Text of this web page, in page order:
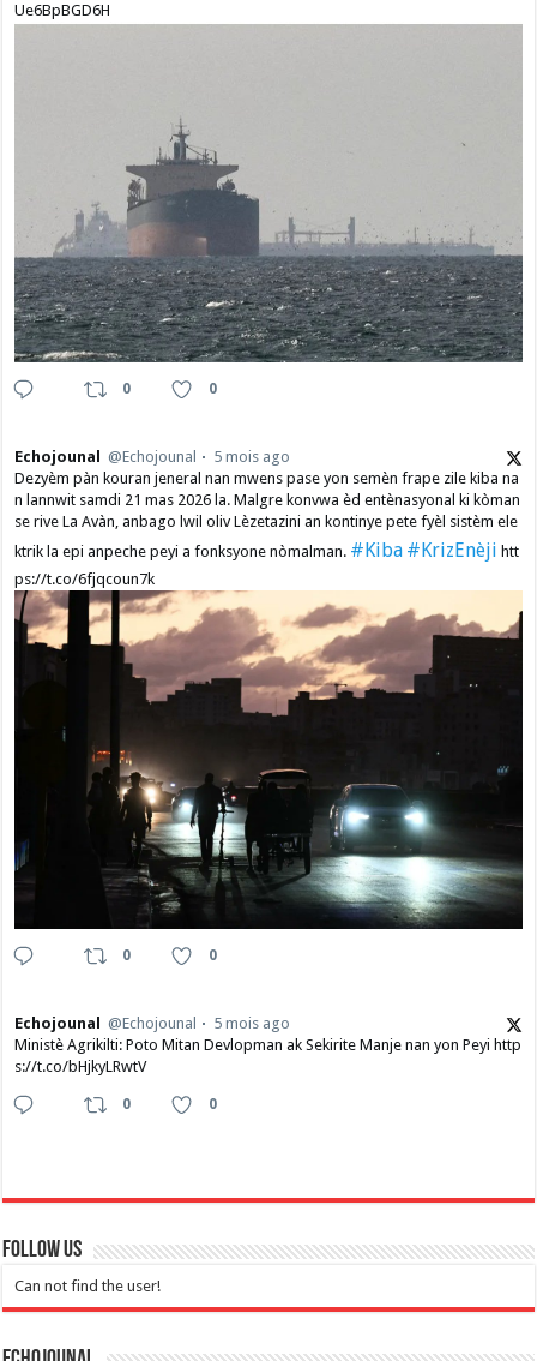
Ue6BpBGD6H
0 0
Echojounal @Echojounal
5 mois ago
Dezyèm pàn kouran jeneral nan mwens pase yon semèn frape zile kiba na
n lannwit samdi 21 mas 2026 la. Malgre konvwa èd entènasyonal ki kòman
se rive La Avàn, anbago lwil oliv Lèzetazini an kontinye pete fyèl sistèm ele
ktrik la epi anpeche peyi a fonksyone nòmalman. #Kiba #KrizEnèji htt
ps://t.co/6fjqcoun7k
0 0
Echojounal @Echojounal
5 mois ago
Ministè Agrikilti: Poto Mitan Devlopman ak Sekirite Manje nan yon Peyi http
s://t.co/bHjkyLRwtV
0 0
Follow Us
Can not find the user!